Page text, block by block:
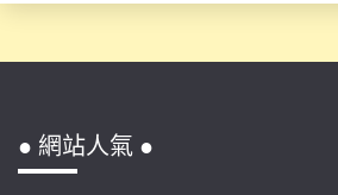
● 網站人氣 ●